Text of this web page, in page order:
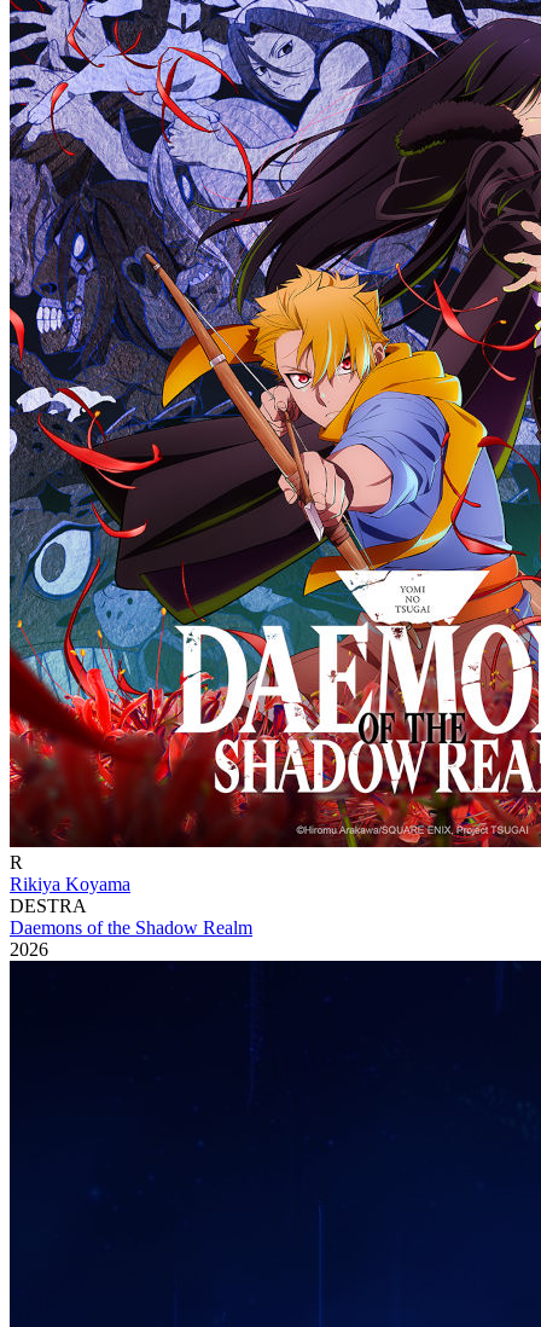
R
Rikiya Koyama
DESTRA
Daemons of the Shadow Realm
2026